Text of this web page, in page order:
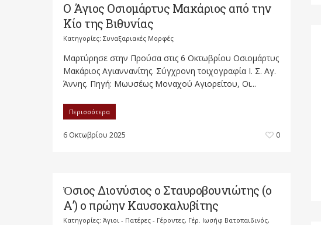
Ο Άγιος Οσιομάρτυς Μακάριος από την
Κίο της Βιθυνίας
Κατηγορίες: Συναξαριακές Μορφές
Μαρτύρησε στην Προύσα στις 6 Οκτωβρίου Οσιομάρτυς
Μακάριος Αγιαννανίτης. Σύγχρονη τοιχογραφία Ι. Σ. Αγ.
Άννης. Πηγή: Μωυσέως Μοναχού Αγιορείτου, Οι...
Περισσότερα
6 Οκτωβρίου 2025 0
Ὀσιος Διονύσιος ο Σταυροβουνιώτης (ο
Α’) ο πρώην Καυσοκαλυβίτης
Κατηγορίες: Άγιοι - Πατέρες - Γέροντες, Γέρ. Ιωσήφ Βατοπαιδινός,